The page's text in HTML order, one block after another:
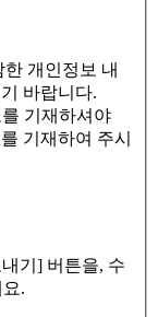
개인정보 내
바랍니다.
기재하셔야
기재하여 주시
기] 버튼을, 수
.